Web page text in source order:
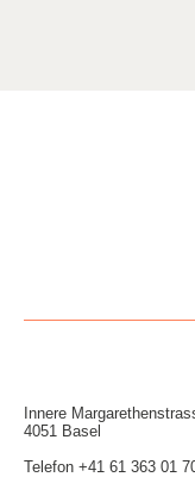
Innere
4051 Basel
Telefon +41 61 363 01